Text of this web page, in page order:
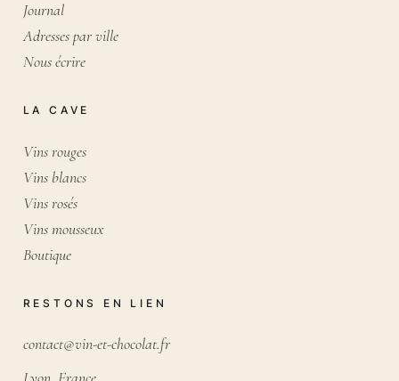
Journal
Adresses par ville
Nous écrire
LA CAVE
Vins rouges
Vins blancs
Vins rosés
Vins mousseux
Boutique
RESTONS EN LIEN
contact@vin-et-chocolat.fr